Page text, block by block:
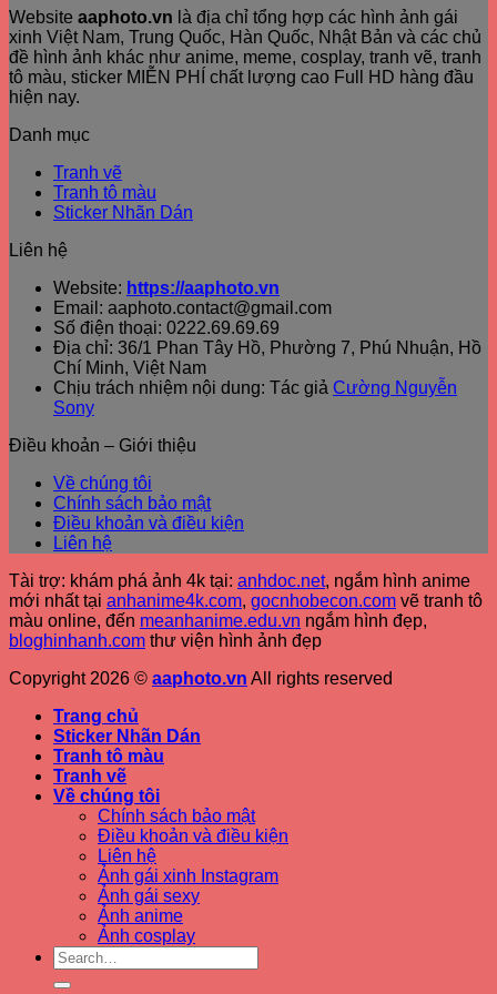
Website aaphoto.vn là địa chỉ tổng hợp các hình ảnh gái
xinh Việt Nam, Trung Quốc, Hàn Quốc, Nhật Bản và các chủ
đề hình ảnh khác như anime, meme, cosplay, tranh vẽ, tranh
tô màu, sticker MIỄN PHÍ chất lượng cao Full HD hàng đầu
hiện nay.
Danh mục
Tranh vẽ
Tranh tô màu
Sticker Nhãn Dán
Liên hệ
Website: https://aaphoto.vn
Email: aaphoto.contact@gmail.com
Số điện thoại: 0222.69.69.69
Địa chỉ: 36/1 Phan Tây Hồ, Phường 7, Phú Nhuận, Hồ
Chí Minh, Việt Nam
Chịu trách nhiệm nội dung: Tác giả Cường Nguyễn
Sony
Điều khoản – Giới thiệu
Về chúng tôi
Chính sách bảo mật
Điều khoản và điều kiện
Liên hệ
Tài trợ: khám phá ảnh 4k tại: anhdoc.net, ngắm hình anime
mới nhất tại anhanime4k.com, gocnhobecon.com vẽ tranh tô
màu online, đến meanhanime.edu.vn ngắm hình đẹp,
bloghinhanh.com thư viện hình ảnh đẹp
Copyright 2026 © aaphoto.vn All rights reserved
Trang chủ
Sticker Nhãn Dán
Tranh tô màu
Tranh vẽ
Về chúng tôi
Chính sách bảo mật
Điều khoản và điều kiện
Liên hệ
Ảnh gái xinh Instagram
Ảnh gái sexy
Ảnh anime
Ảnh cosplay